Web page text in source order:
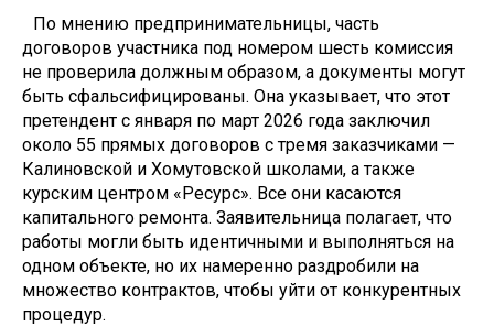
По мнению предпринимательницы, часть
договоров участника под номером шесть комиссия
не проверила должным образом, а документы могут
быть сфальсифицированы. Она указывает, что этот
претендент с января по март 2026 года заключил
около 55 прямых договоров с тремя заказчиками —
Калиновской и Хомутовской школами, а также
курским центром «Ресурс». Все они касаются
капитального ремонта. Заявительница полагает, что
работы могли быть идентичными и выполняться на
одном объекте, но их намеренно раздробили на
множество контрактов, чтобы уйти от конкурентных
процедур.